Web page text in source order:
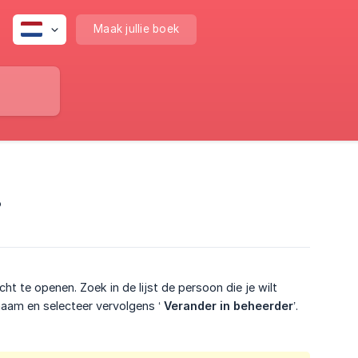
Maak jullie boek
te openen. Zoek in de lijst de persoon die je wilt
en selecteer vervolgens ‘ Verander in beheerder’.